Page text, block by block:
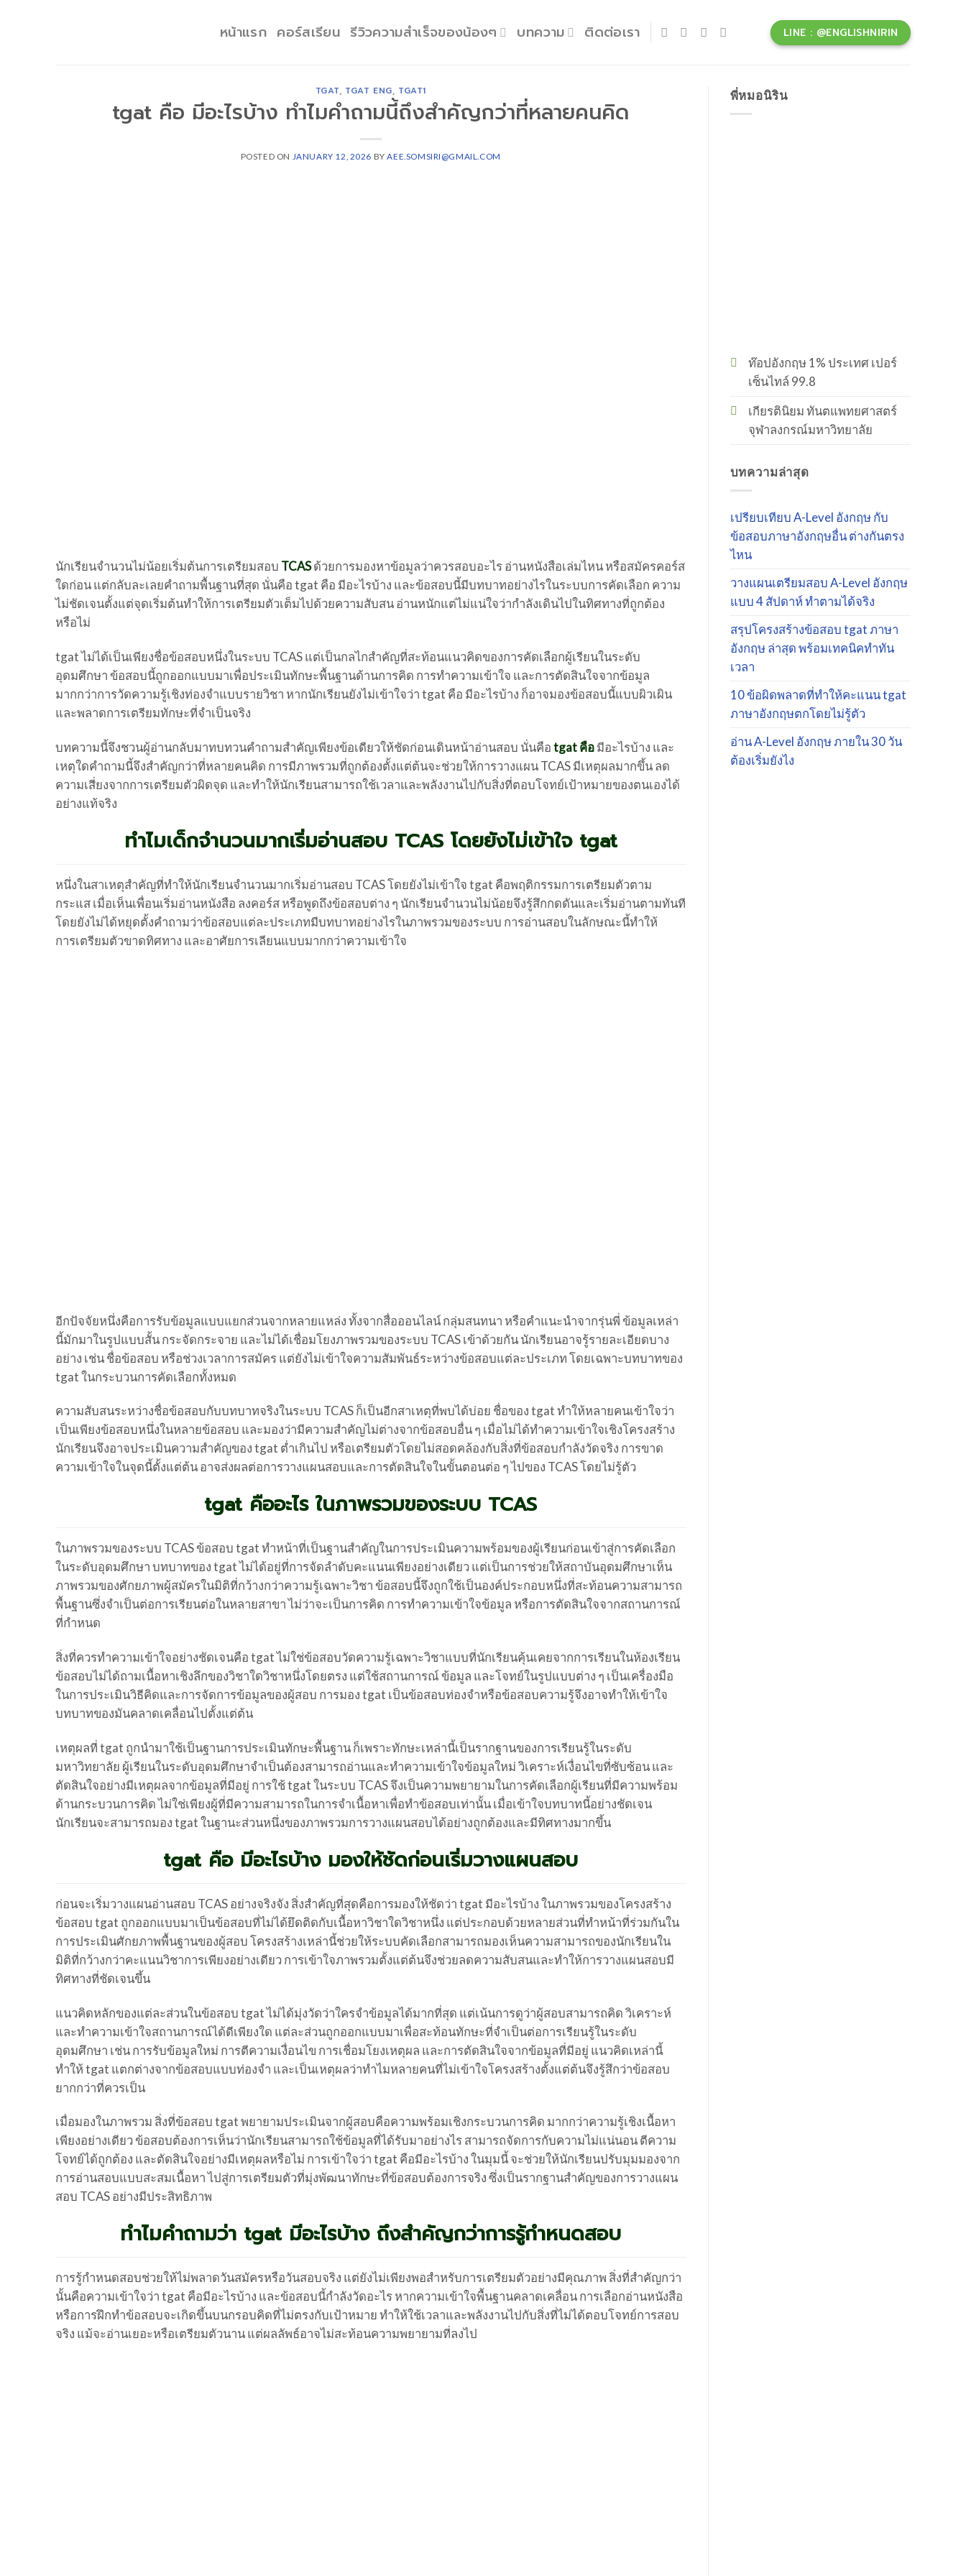
หน้าแรก คอร์สเรียน รีวิวความสำเร็จของน้องๆ บทความ ติดต่อเรา LINE : @ENGLISHNIRIN
TGAT, TGAT ENG, TGAT1
tgat คือ มีอะไรบ้าง ทำไมคำถามนี้ถึงสำคัญกว่าที่หลายคนคิด
POSTED ON JANUARY 12, 2026 BYAEE.SOMSIRI@GMAIL.COM
นักเรียนจำนวนไม่น้อยเริ่มต้นการเตรียมสอบ TCASด้วยการมองหาข้อมูลว่าควรสอบอะไร อ่านหนังสือเล่มไหน หรือสมัครคอร์ส
ใดก่อน แต่กลับละเลยคำถามพื้นฐานที่สุด นั่นคือ tgat คือ มีอะไรบ้าง และข้อสอบนี้มีบทบาทอย่างไรในระบบการคัดเลือก ความ
ไม่ชัดเจนตั้งแต่จุดเริ่มต้นทำให้การเตรียมตัวเต็มไปด้วยความสับสน อ่านหนักแต่ไม่แน่ใจว่ากำลังเดินไปในทิศทางที่ถูกต้อง
หรือไม่
tgat ไม่ได้เป็นเพียงชื่อข้อสอบหนึ่งในระบบ TCAS แต่เป็นกลไกสำคัญที่สะท้อนแนวคิดของการคัดเลือกผู้เรียนในระดับ
อุดมศึกษา ข้อสอบนี้ถูกออกแบบมาเพื่อประเมินทักษะพื้นฐานด้านการคิด การทำความเข้าใจ และการตัดสินใจจากข้อมูล
มากกว่าการวัดความรู้เชิงท่องจำแบบรายวิชา หากนักเรียนยังไม่เข้าใจว่า tgat คือ มีอะไรบ้าง ก็อาจมองข้อสอบนี้แบบผิวเผิน
และพลาดการเตรียมทักษะที่จำเป็นจริง
บทความนี้จึงชวนผู้อ่านกลับมาทบทวนคำถามสำคัญเพียงข้อเดียวให้ชัดก่อนเดินหน้าอ่านสอบ นั่นคือtgat คือมีอะไรบ้าง และ
เหตุใดคำถามนี้จึงสำคัญกว่าที่หลายคนคิด การมีภาพรวมที่ถูกต้องตั้งแต่ต้นจะช่วยให้การวางแผน TCAS มีเหตุผลมากขึ้น ลด
ความเสี่ยงจากการเตรียมตัวผิดจุด และทำให้นักเรียนสามารถใช้เวลาและพลังงานไปกับสิ่งที่ตอบโจทย์เป้าหมายของตนเองได้
อย่างแท้จริง
ทำไมเด็กจำนวนมากเริ่มอ่านสอบ TCAS โดยยังไม่เข้าใจ tgat
หนึ่งในสาเหตุสำคัญที่ทำให้นักเรียนจำนวนมากเริ่มอ่านสอบ TCAS โดยยังไม่เข้าใจ tgat คือพฤติกรรมการเตรียมตัวตาม
กระแส เมื่อเห็นเพื่อนเริ่มอ่านหนังสือ ลงคอร์ส หรือพูดถึงข้อสอบต่าง ๆ นักเรียนจำนวนไม่น้อยจึงรู้สึกกดดันและเริ่มอ่านตามทันที
โดยยังไม่ได้หยุดตั้งคำถามว่าข้อสอบแต่ละประเภทมีบทบาทอย่างไรในภาพรวมของระบบ การอ่านสอบในลักษณะนี้ทำให้
การเตรียมตัวขาดทิศทาง และอาศัยการเลียนแบบมากกว่าความเข้าใจ
อีกปัจจัยหนึ่งคือการรับข้อมูลแบบแยกส่วนจากหลายแหล่ง ทั้งจากสื่อออนไลน์ กลุ่มสนทนา หรือคำแนะนำจากรุ่นพี่ ข้อมูลเหล่า
นี้มักมาในรูปแบบสั้น กระจัดกระจาย และไม่ได้เชื่อมโยงภาพรวมของระบบ TCAS เข้าด้วยกัน นักเรียนอาจรู้รายละเอียดบาง
อย่าง เช่น ชื่อข้อสอบ หรือช่วงเวลาการสมัคร แต่ยังไม่เข้าใจความสัมพันธ์ระหว่างข้อสอบแต่ละประเภท โดยเฉพาะบทบาทของ
tgat ในกระบวนการคัดเลือกทั้งหมด
ความสับสนระหว่างชื่อข้อสอบกับบทบาทจริงในระบบ TCAS ก็เป็นอีกสาเหตุที่พบได้บ่อย ชื่อของ tgat ทำให้หลายคนเข้าใจว่า
เป็นเพียงข้อสอบหนึ่งในหลายข้อสอบ และมองว่ามีความสำคัญไม่ต่างจากข้อสอบอื่น ๆ เมื่อไม่ได้ทำความเข้าใจเชิงโครงสร้าง
นักเรียนจึงอาจประเมินความสำคัญของ tgat ต่ำเกินไป หรือเตรียมตัวโดยไม่สอดคล้องกับสิ่งที่ข้อสอบกำลังวัดจริง การขาด
ความเข้าใจในจุดนี้ตั้งแต่ต้น อาจส่งผลต่อการวางแผนสอบและการตัดสินใจในขั้นตอนต่อ ๆ ไปของ TCAS โดยไม่รู้ตัว
tgat คืออะไร ในภาพรวมของระบบ TCAS
ในภาพรวมของระบบ TCAS ข้อสอบ tgat ทำหน้าที่เป็นฐานสำคัญในการประเมินความพร้อมของผู้เรียนก่อนเข้าสู่การคัดเลือก
ในระดับอุดมศึกษา บทบาทของ tgat ไม่ได้อยู่ที่การจัดลำดับคะแนนเพียงอย่างเดียว แต่เป็นการช่วยให้สถาบันอุดมศึกษาเห็น
ภาพรวมของศักยภาพผู้สมัครในมิติที่กว้างกว่าความรู้เฉพาะวิชา ข้อสอบนี้จึงถูกใช้เป็นองค์ประกอบหนึ่งที่สะท้อนความสามารถ
พื้นฐานซึ่งจำเป็นต่อการเรียนต่อในหลายสาขา ไม่ว่าจะเป็นการคิด การทำความเข้าใจข้อมูล หรือการตัดสินใจจากสถานการณ์
ที่กำหนด
สิ่งที่ควรทำความเข้าใจอย่างชัดเจนคือ tgat ไม่ใช่ข้อสอบวัดความรู้เฉพาะวิชาแบบที่นักเรียนคุ้นเคยจากการเรียนในห้องเรียน
ข้อสอบไม่ได้ถามเนื้อหาเชิงลึกของวิชาใดวิชาหนึ่งโดยตรง แต่ใช้สถานการณ์ ข้อมูล และโจทย์ในรูปแบบต่าง ๆ เป็นเครื่องมือ
ในการประเมินวิธีคิดและการจัดการข้อมูลของผู้สอบ การมอง tgat เป็นข้อสอบท่องจำหรือข้อสอบความรู้จึงอาจทำให้เข้าใจ
บทบาทของมันคลาดเคลื่อนไปตั้งแต่ต้น
เหตุผลที่ tgat ถูกนำมาใช้เป็นฐานการประเมินทักษะพื้นฐาน ก็เพราะทักษะเหล่านี้เป็นรากฐานของการเรียนรู้ในระดับ
มหาวิทยาลัย ผู้เรียนในระดับอุดมศึกษาจำเป็นต้องสามารถอ่านและทำความเข้าใจข้อมูลใหม่ วิเคราะห์เงื่อนไขที่ซับซ้อน และ
ตัดสินใจอย่างมีเหตุผลจากข้อมูลที่มีอยู่ การใช้ tgat ในระบบ TCAS จึงเป็นความพยายามในการคัดเลือกผู้เรียนที่มีความพร้อม
ด้านกระบวนการคิด ไม่ใช่เพียงผู้ที่มีความสามารถในการจำเนื้อหาเพื่อทำข้อสอบเท่านั้น เมื่อเข้าใจบทบาทนี้อย่างชัดเจน
นักเรียนจะสามารถมอง tgat ในฐานะส่วนหนึ่งของภาพรวมการวางแผนสอบได้อย่างถูกต้องและมีทิศทางมากขึ้น
tgat คือ มีอะไรบ้าง มองให้ชัดก่อนเริ่มวางแผนสอบ
ก่อนจะเริ่มวางแผนอ่านสอบ TCAS อย่างจริงจัง สิ่งสำคัญที่สุดคือการมองให้ชัดว่า tgat มีอะไรบ้าง ในภาพรวมของโครงสร้าง
ข้อสอบ tgat ถูกออกแบบมาเป็นข้อสอบที่ไม่ได้ยึดติดกับเนื้อหาวิชาใดวิชาหนึ่ง แต่ประกอบด้วยหลายส่วนที่ทำหน้าที่ร่วมกันใน
การประเมินศักยภาพพื้นฐานของผู้สอบ โครงสร้างเหล่านี้ช่วยให้ระบบคัดเลือกสามารถมองเห็นความสามารถของนักเรียนใน
มิติที่กว้างกว่าคะแนนวิชาการเพียงอย่างเดียว การเข้าใจภาพรวมตั้งแต่ต้นจึงช่วยลดความสับสนและทำให้การวางแผนสอบมี
ทิศทางที่ชัดเจนขึ้น
แนวคิดหลักของแต่ละส่วนในข้อสอบ tgat ไม่ได้มุ่งวัดว่าใครจำข้อมูลได้มากที่สุด แต่เน้นการดูว่าผู้สอบสามารถคิด วิเคราะห์
และทำความเข้าใจสถานการณ์ได้ดีเพียงใด แต่ละส่วนถูกออกแบบมาเพื่อสะท้อนทักษะที่จำเป็นต่อการเรียนรู้ในระดับ
อุดมศึกษา เช่น การรับข้อมูลใหม่ การตีความเงื่อนไข การเชื่อมโยงเหตุผล และการตัดสินใจจากข้อมูลที่มีอยู่ แนวคิดเหล่านี้
ทำให้ tgat แตกต่างจากข้อสอบแบบท่องจำ และเป็นเหตุผลว่าทำไมหลายคนที่ไม่เข้าใจโครงสร้างตั้งแต่ต้นจึงรู้สึกว่าข้อสอบ
ยากกว่าที่ควรเป็น
เมื่อมองในภาพรวม สิ่งที่ข้อสอบ tgat พยายามประเมินจากผู้สอบคือความพร้อมเชิงกระบวนการคิด มากกว่าความรู้เชิงเนื้อหา
เพียงอย่างเดียว ข้อสอบต้องการเห็นว่านักเรียนสามารถใช้ข้อมูลที่ได้รับมาอย่างไร สามารถจัดการกับความไม่แน่นอน ตีความ
โจทย์ได้ถูกต้อง และตัดสินใจอย่างมีเหตุผลหรือไม่ การเข้าใจว่า tgat คือมีอะไรบ้าง ในมุมนี้ จะช่วยให้นักเรียนปรับมุมมองจาก
การอ่านสอบแบบสะสมเนื้อหา ไปสู่การเตรียมตัวที่มุ่งพัฒนาทักษะที่ข้อสอบต้องการจริง ซึ่งเป็นรากฐานสำคัญของการวางแผน
สอบ TCAS อย่างมีประสิทธิภาพ
ทำไมคำถามว่า tgat มีอะไรบ้าง ถึงสำคัญกว่าการรู้กำหนดสอบ
การรู้กำหนดสอบช่วยให้ไม่พลาดวันสมัครหรือวันสอบจริง แต่ยังไม่เพียงพอสำหรับการเตรียมตัวอย่างมีคุณภาพ สิ่งที่สำคัญกว่า
นั้นคือความเข้าใจว่า tgat คือมีอะไรบ้าง และข้อสอบนี้กำลังวัดอะไร หากความเข้าใจพื้นฐานคลาดเคลื่อน การเลือกอ่านหนังสือ
หรือการฝึกทำข้อสอบจะเกิดขึ้นบนกรอบคิดที่ไม่ตรงกับเป้าหมาย ทำให้ใช้เวลาและพลังงานไปกับสิ่งที่ไม่ได้ตอบโจทย์การสอบ
จริง แม้จะอ่านเยอะหรือเตรียมตัวนาน แต่ผลลัพธ์อาจไม่สะท้อนความพยายามที่ลงไป
พี่หมอนิริน
ท๊อปอังกฤษ 1% ประเทศ เปอร์
เซ็นไทล์ 99.8
เกียรตินิยม ทันตแพทยศาสตร์
จุฬาลงกรณ์มหาวิทยาลัย
บทความล่าสุด
เปรียบเทียบ A-Level อังกฤษ กับ
ข้อสอบภาษาอังกฤษอื่น ต่างกันตรง
ไหน
วางแผนเตรียมสอบ A-Level อังกฤษ
แบบ 4 สัปดาห์ ทำตามได้จริง
สรุปโครงสร้างข้อสอบ tgat ภาษา
อังกฤษ ล่าสุด พร้อมเทคนิคทำทัน
เวลา
10 ข้อผิดพลาดที่ทำให้คะแนน tgat
ภาษาอังกฤษตกโดยไม่รู้ตัว
อ่าน A-Level อังกฤษ ภายใน 30 วัน
ต้องเริ่มยังไง